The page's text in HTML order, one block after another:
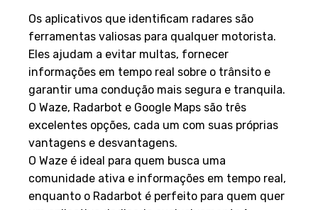
Os aplicativos que identificam radares são
ferramentas valiosas para qualquer motorista.
Eles ajudam a evitar multas, fornecer
informações em tempo real sobre o trânsito e
garantir uma condução mais segura e tranquila.
O Waze, Radarbot e Google Maps são três
excelentes opções, cada um com suas próprias
vantagens e desvantagens.
O Waze é ideal para quem busca uma
comunidade ativa e informações em tempo real,
enquanto o Radarbot é perfeito para quem quer